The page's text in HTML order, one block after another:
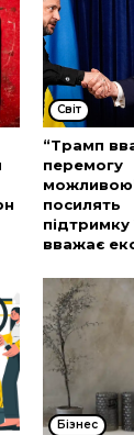
Cвіт
“Трамп
перемогу
посилять
підтримку
вважає
Бізнес